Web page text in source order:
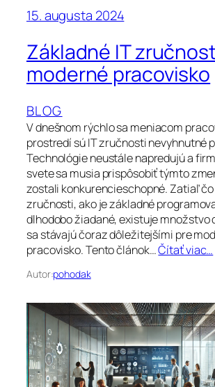
15. augusta 2024
Základné IT
moderné pracovisko
BLOG
V dnešnom rýchlo sa meniacom
prostredí sú IT zručnosti nevyhnutné
Technológie neustále napredujú a
svete sa musia prispôsobiť týmto
zostali konkurencieschopné. Zatiaľ
zručnosti, ako je základné
dlhodobo žiadané, existuje množstvo
sa stávajú čoraz dôležitejšími pre
pracovisko. Tento článok…Čítať viac…
Autor:pohodak